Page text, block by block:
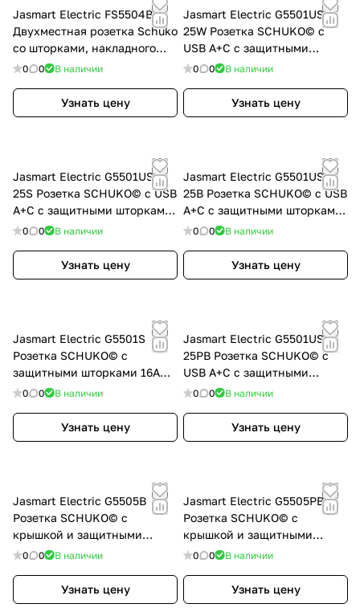
Jasmart Electric FS5504B
Двухместная розетка Schuko
со шторками, накладного
монтажа, (цвет антрацит)
0 0 В наличии
Узнать цену
Jasmart Electric G5501USB-
25W Розетка SCHUKO© с
USB A+C с защитными
шторками 16A 250V~ 2P+T
глянцевый, G5501USB-25W
0 0 В наличии
Узнать цену
Jasmart Electric G5501USB-
25S Розетка SCHUKO© с USB
A+C с защитными шторками
16A 250V~ 2P+T USB 25W,
0 0 В наличии
Узнать цену
Jasmart Electric G5501USB-
25B Розетка SCHUKO© с USB
A+C с защитными шторками
16A 250V~ 2P+T USB 25W,
0 0 В наличии
Узнать цену
Jasmart Electric G5501S
Розетка SCHUKO© с
защитными шторками 16A
250V~ 2P+T, цвет Алюминий,
0 0 В наличии
Узнать цену
Jasmart Electric G5501USB-
25PB Розетка SCHUKO© с
USB A+C с защитными
шторками 16A 250V~ 2P+T
матовый (soft touch),
G5501USB-25PB
0 0 В наличии
Узнать цену
Jasmart Electric G5505B
Розетка SCHUKO© с
крышкой и защитными
шторками 16A 250V~ 2P+T,
0 0 В наличии
Узнать цену
Jasmart Electric G5505PB
Розетка SCHUKO© с
крышкой и защитными
шторками 16A 250V~ 2P+T,
touch), G5505PB
0 0 В наличии
Узнать цену